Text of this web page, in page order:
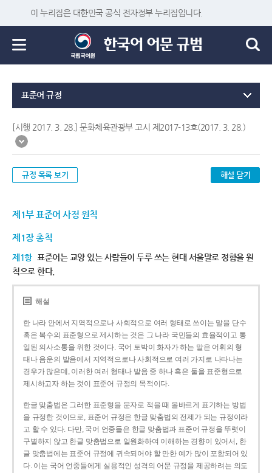
이 누리집은 대한민국 공식 전자정부 누리집입니다.
표준어 규정
[시행 2017. 3. 28.] 문화체육관광부 고시 제2017-13호(2017. 3. 28.)
규정 목록 보기 해설 닫기
제1부 표준어 사정 원칙
제1장 총칙
제1항 표준어는 교양 있는 사람들이 두루 쓰는 현대 서울말로 정함을 원
칙으로 한다.
해설
한 나라 안에서 지역적으로나 사회적으로 여러 형태로 쓰이는 말을 단수
혹은 복수의 표준형으로 제시하는 것은 그 나라 국민들의 효율적이고 통
일된 의사소통을 위한 것이다. 국어 토박이 화자가 하는 말은 어휘의 형
태나 음운의 발음에서 지역적으로나 사회적으로 여러 가지로 나타나는
경우가 많은데, 이러한 여러 형태나 발음 중 하나 혹은 둘을 표준형으로
제시하고자 하는 것이 표준어 규정의 목적이다.
한글 맞춤법은 그러한 표준형을 문자로 적을 때 올바르게 표기하는 방법
을 규정한 것이므로, 표준어 규정은 한글 맞춤법의 전제가 되는 규정이라
고 할 수 있다. 다만, 국어 언중들은 한글 맞춤법과 표준어 규정을 뚜렷이
구별하지 않고 한글 맞춤법으로 일원화하여 이해하는 경향이 있어서, 한
글 맞춤법에는 표준어 규정에 귀속되어야 할 만한 예가 많이 포함되어 있
다. 이는 국어 언중들에게 실용적인 성격의 어문 규정을 제공하려는 의도